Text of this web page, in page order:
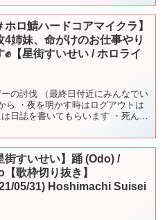
ホロ鯖ハードコアマイクラ】
4姉妹、命がけのお仕事やり
✊【星街すいせい / ホロライ
の討伐 （最終日付近にみんなでい
ら ・夜を明かす時はログアウトは
日誌を書いてもらいます ・死んで
街すいせい】踊 (Odo) /
【歌枠切り抜き】
05/31) Hoshimachi Suisei